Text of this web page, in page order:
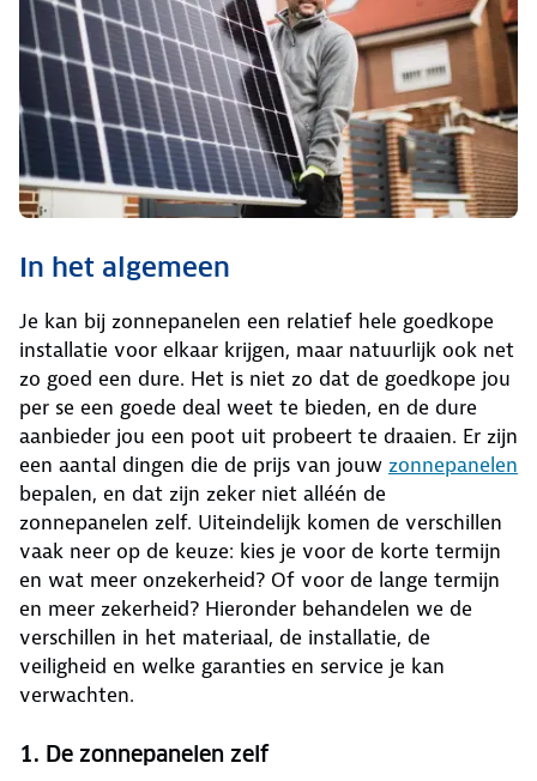
In het algemeen
Je kan bij zonnepanelen een relatief hele goedkope
installatie voor elkaar krijgen, maar natuurlijk ook net
zo goed een dure. Het is niet zo dat de goedkope jou
per se een goede deal weet te bieden, en de dure
aanbieder jou een poot uit probeert te draaien. Er zijn
een aantal dingen die de prijs van jouw zonnepanelen
bepalen, en dat zijn zeker niet alléén de
zonnepanelen zelf. Uiteindelijk komen de verschillen
vaak neer op de keuze: kies je voor de korte termijn
en wat meer onzekerheid? Of voor de lange termijn
en meer zekerheid? Hieronder behandelen we de
verschillen in het materiaal, de installatie, de
veiligheid en welke garanties en service je kan
verwachten.
1. De zonnepanelen zelf